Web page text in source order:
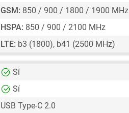
GSM: 850 / 900 / 1800 / 1900 MHz
HSPA: 850 / 900 / 2100 MHz
LTE: b3 (1800), b41 (2500 MHz)
Sí
Sí
USB Type-C 2.0